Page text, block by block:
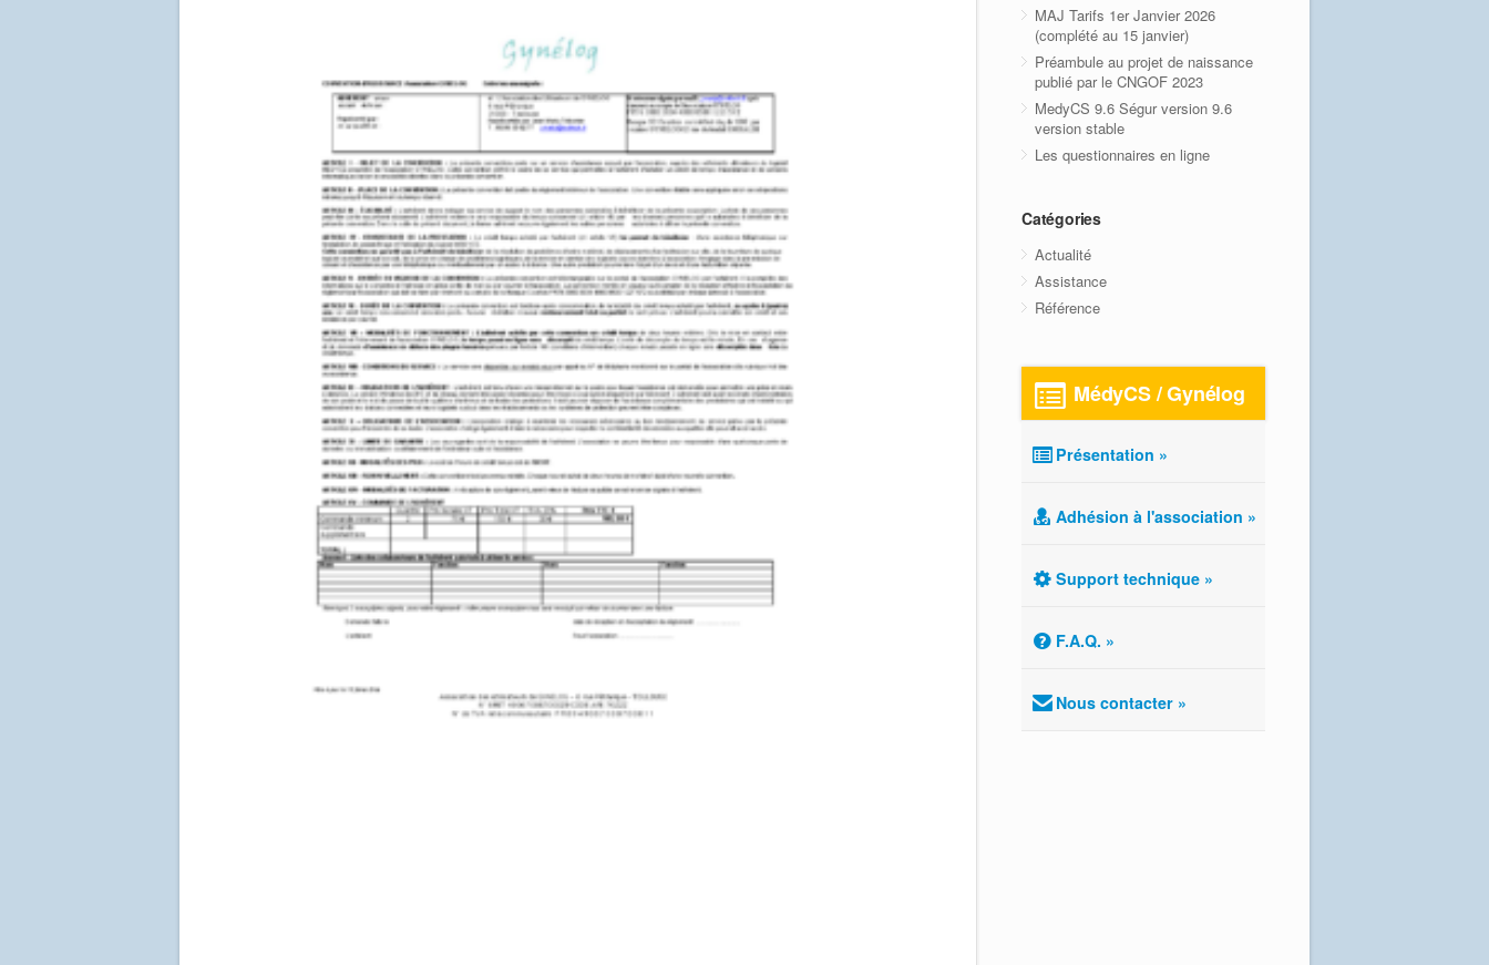
MAJ Tarifs 1er Janvier 2026
(complété au 15 janvier)
Préambule au projet de naissance
publié par le CNGOF 2023
MedyCS 9.6 Ségur version 9.6
version stable
Les questionnaires en ligne
Catégories
Actualité
Assistance
Référence
MédyCS / Gynélog
Présentation »
Adhésion à l'association »
Support technique »
F.A.Q. »
Nous contacter »